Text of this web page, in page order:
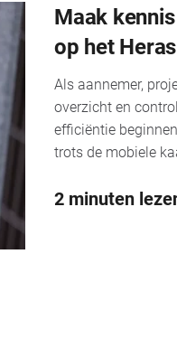
Maak
op het
Als aannemer,
overzicht en
efficiëntie
trots de mobiele
2 minuten